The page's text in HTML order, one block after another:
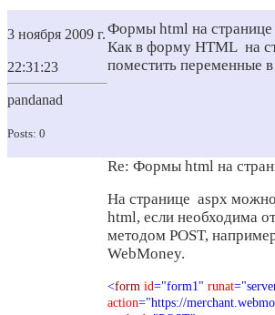
3 ноября 2009 г.
22:31:23
pandanad
Posts: 0
Формы html на странице
Как в форму HTML на
поместить переменные
Re: Формы html на
На странице aspx
html, если необходима
методом POST,
WebMoney.
<form id="form1" runat
action="https://